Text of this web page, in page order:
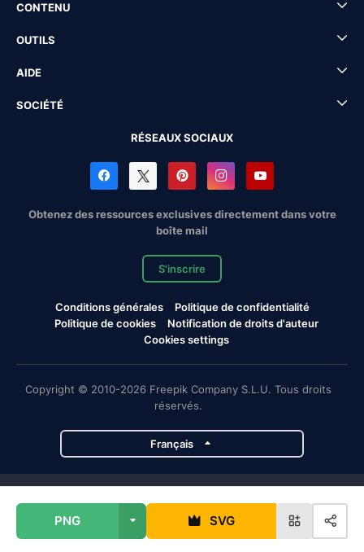
PNG SVG
CONTENU
OUTILS
AIDE
SOCIÉTÉ
RÉSEAUX SOCIAUX
Obtenez des ressources exclusives directement dans votre
boîte mail
S'inscrire
Conditions générales
Politique de confidentialité
Politique de cookies
Notification de droits d'auteur
Cookies settings
Copyright © 2010-2026 Freepik Company S.L.U. Tous droits
réservés.
Français